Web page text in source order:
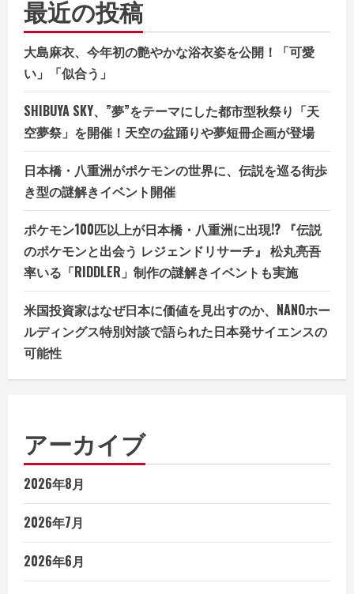
最近の投稿
大島麻衣、今年初の艶やかな浴衣姿を公開！「可愛
い」「似合う」
SHIBUYA SKY、”夢”をテーマにした都市型秋祭り「天
空夢祭」を開催！天空の盆踊りや夢短冊企画が登場
日本橋・八重洲がポケモンの世界に、伝説を巡る街歩
き型の謎解きイベント開催
ポケモン100匹以上が日本橋・八重洲に出現!? 『伝説
のポケモンと出会う レジェンドリサーチ』 松丸亮吾
率いる「RIDDLER」制作の謎解きイベントも実施
米国投資家はなぜ日本に価値を見出すのか、NANOホー
ルディングス特別対談で語られた日本発サイエンスの
可能性
アーカイブ
2026年8月
2026年7月
2026年6月